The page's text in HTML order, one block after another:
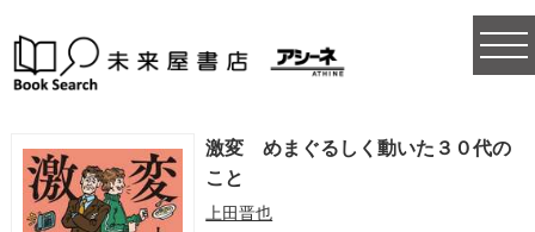
激変 めまぐるしく動いた３０代の
こと
上田晋也